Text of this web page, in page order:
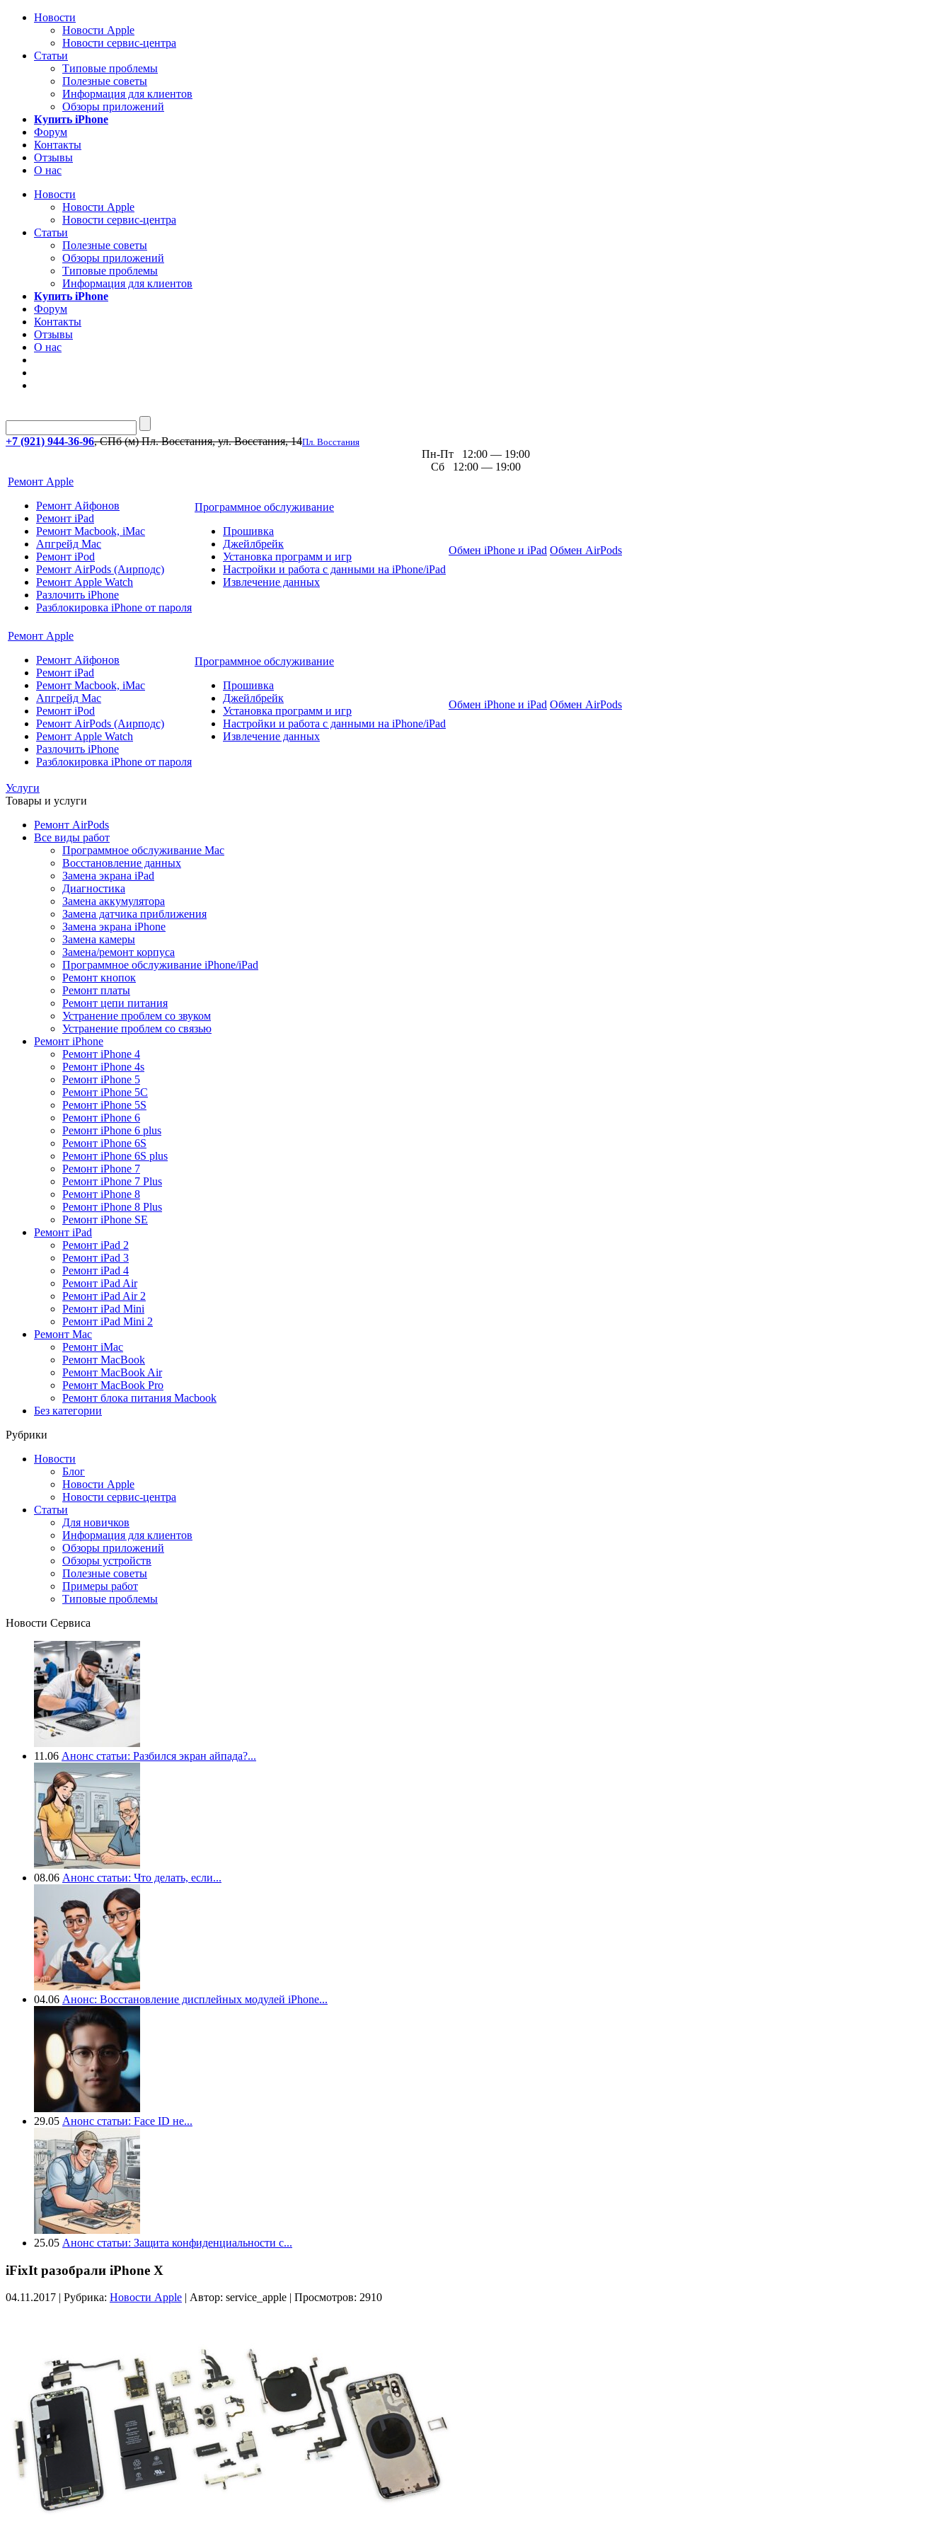
Новости
Новости Apple
Новости сервис-центра
Статьи
Типовые проблемы
Полезные советы
Информация для клиентов
Обзоры приложений
Купить iPhone
Форум
Контакты
Отзывы
О нас
Новости
Новости Apple
Новости сервис-центра
Статьи
Полезные советы
Обзоры приложений
Типовые проблемы
Информация для клиентов
Купить iPhone
Форум
Контакты
Отзывы
О нас
+7 (921) 944-36-96, СПб (м) Пл. Восстания, ул. Восстания, 14Пл. Восстания
Пн-Пт 12:00 — 19:00
Сб 12:00 — 19:00
Ремонт Apple
Ремонт Айфонов
Ремонт iPad
Ремонт Macbook, iMac
Апгрейд Mac
Ремонт iPod
Ремонт AirPods (Аирподс)
Ремонт Apple Watch
Разлочить iPhone
Разблокировка iPhone от пароля
Программное обслуживание
Прошивка
Джейлбрейк
Установка программ и игр
Настройки и работа с данными на iPhone/iPad
Извлечение данных
Обмен iPhone и iPad Обмен AirPods
Ремонт Apple
Ремонт Айфонов
Ремонт iPad
Ремонт Macbook, iMac
Апгрейд Mac
Ремонт iPod
Ремонт AirPods (Аирподс)
Ремонт Apple Watch
Разлочить iPhone
Разблокировка iPhone от пароля
Программное обслуживание
Прошивка
Джейлбрейк
Установка программ и игр
Настройки и работа с данными на iPhone/iPad
Извлечение данных
Обмен iPhone и iPad Обмен AirPods
Услуги
Товары и услуги
Ремонт AirPods
Все виды работ
Программное обслуживание Mac
Восстановление данных
Замена экрана iPad
Диагностика
Замена аккумулятора
Замена датчика приближения
Замена экрана iPhone
Замена камеры
Замена/ремонт корпуса
Программное обслуживание iPhone/iPad
Ремонт кнопок
Ремонт платы
Ремонт цепи питания
Устранение проблем со звуком
Устранение проблем со связью
Ремонт iPhone
Ремонт iPhone 4
Ремонт iPhone 4s
Ремонт iPhone 5
Ремонт iPhone 5C
Ремонт iPhone 5S
Ремонт iPhone 6
Ремонт iPhone 6 plus
Ремонт iPhone 6S
Ремонт iPhone 6S plus
Ремонт iPhone 7
Ремонт iPhone 7 Plus
Ремонт iPhone 8
Ремонт iPhone 8 Plus
Ремонт iPhone SE
Ремонт iPad
Ремонт iPad 2
Ремонт iPad 3
Ремонт iPad 4
Ремонт iPad Air
Ремонт iPad Air 2
Ремонт iPad Mini
Ремонт iPad Mini 2
Ремонт Mac
Ремонт iMac
Ремонт MacBook
Ремонт MacBook Air
Ремонт MacBook Pro
Ремонт блока питания Macbook
Без категории
Рубрики
Новости
Блог
Новости Apple
Новости сервис-центра
Статьи
Для новичков
Информация для клиентов
Обзоры приложений
Обзоры устройств
Полезные советы
Примеры работ
Типовые проблемы
Новости Сервиса
11.06 Анонс статьи: Разбился экран айпада?...
08.06 Анонс статьи: Что делать, если...
04.06 Анонс: Восстановление дисплейных модулей iPhone...
29.05 Анонс статьи: Face ID не...
25.05 Анонс статьи: Защита конфиденциальности с...
iFixIt разобрали iPhone X
04.11.2017 | Рубрика: Новости Apple | Автор: service_apple | Просмотров: 2910